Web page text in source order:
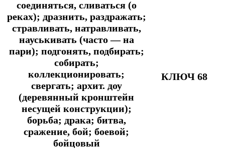
соединяться, сливаться (о
реках); дразнить, раздражать;
стравливать, натравливать,
науськивать (часто ― на
пари); подгонять, подбирать;
собирать;
коллекционировать;
свергать; архит. доу
(деревянный кронштейн
несущей конструкции);
борьба; драка; битва,
сражение, бой; боевой;
бойцовый
КЛЮЧ 68